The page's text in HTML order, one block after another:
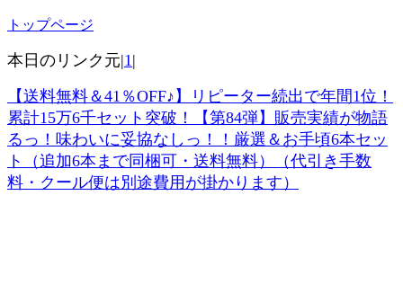
トップページ
本日のリンク元|1|
【送料無料＆41％OFF♪】リピーター続出で年間1位！
累計15万6千セット突破！【第84弾】販売実績が物語
るっ！味わいに妥協なしっ！！厳選＆お手頃6本セッ
ト（追加6本まで同梱可・送料無料）（代引き手数
料・クール便は別途費用が掛かります）